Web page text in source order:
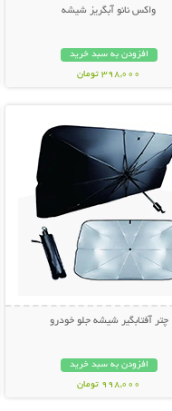
واکس نانو آبگریز شیشه
افزودن به سبد خرید
398,000 تومان
چتر آفتابگیر شیشه جلو خودرو
افزودن به سبد خرید
998,000 تومان